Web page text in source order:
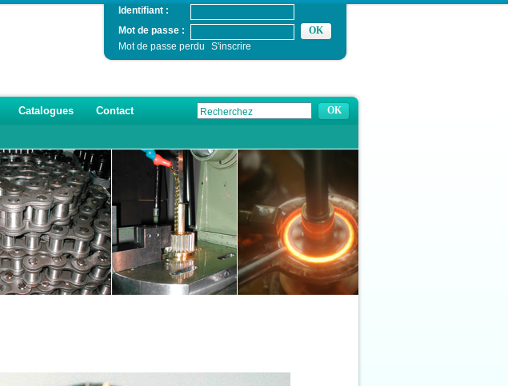
Identifiant :
Mot de passe :
Mot de passe perdu
S'inscrire
Catalogues
Contact